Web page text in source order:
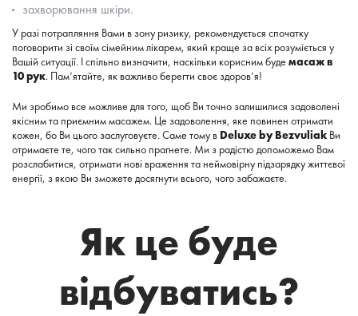
захворювання шкіри.
У разі потрапляння Вами в зону ризику, рекомендується спочатку
поговорити зі своїм сімейним лікарем, який краще за всіх розуміється у
Вашій ситуації. І спільно визначити, наскільки корисним буде масаж в
10 рук. Пам’ятайте, як важливо берегти своє здоров’я!
Ми зробимо все можливе для того, щоб Ви точно залишилися задоволені
якісним та приємним масажем. Це задоволення, яке повинен отримати
кожен, бо Ви цього заслуговуєте. Саме тому в Deluxe by Bezvuliak Ви
отримаєте те, чого так сильно прагнете. Ми з радістю допоможемо Вам
розслабитися, отримати нові враження та неймовірну підзарядку життєвої
енергії, з якою Ви зможете досягнути всього, чого забажаєте.
Як це буде
відбуватись?